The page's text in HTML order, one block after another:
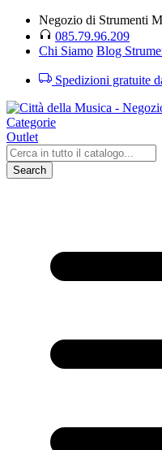
Negozio di Strumenti
085.79.96.209
Chi Siamo Blog
Spedizioni gratuite
Categorie
Outlet
Search